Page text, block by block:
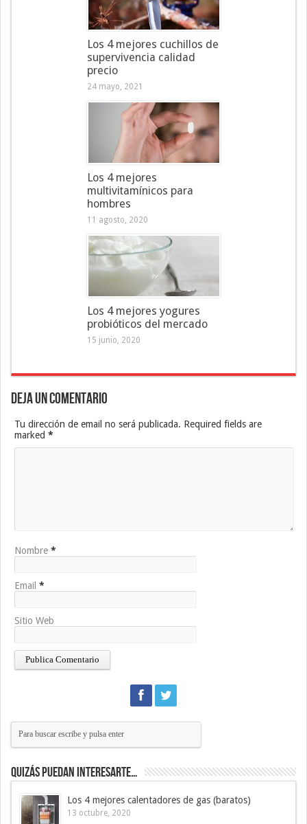
Los 4 mejores cuchillos de
supervivencia calidad
precio
24 mayo, 2021
Los 4 mejores
multivitamínicos para
hombres
11 agosto, 2020
Los 4 mejores yogures
probióticos del mercado
15 junio, 2020
Deja un Comentario
Tu dirección de email no será publicada. Required fields are
marked *
Nombre *
Email *
Sitio Web
Quizás puedan interesarte…
Los 4 mejores calentadores de gas (baratos)
13 octubre, 2020